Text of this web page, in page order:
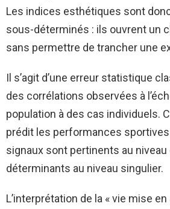
Les indices esthétiques sont
sous-déterminés : ils ouvrent un
sans permettre de trancher une
Il s’agit d’une erreur statistique
des corrélations observées à
population à des cas individuels.
prédit les performances
signaux sont pertinents au niveau
déterminants au niveau singulier.
L’interprétation de la « vie mise